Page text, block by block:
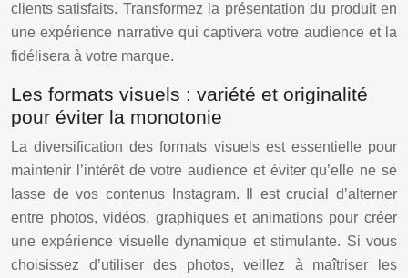
clients satisfaits. Transformez la présentation du produit en
une expérience narrative qui captivera votre audience et la
fidélisera à votre marque.
Les formats visuels : variété et originalité
pour éviter la monotonie
La diversification des formats visuels est essentielle pour
maintenir l’intérêt de votre audience et éviter qu’elle ne se
lasse de vos contenus Instagram. Il est crucial d’alterner
entre photos, vidéos, graphiques et animations pour créer
une expérience visuelle dynamique et stimulante. Si vous
choisissez d’utiliser des photos, veillez à maîtriser les